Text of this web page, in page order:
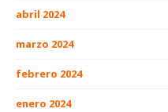
abril 2024
marzo 2024
febrero 2024
enero 2024